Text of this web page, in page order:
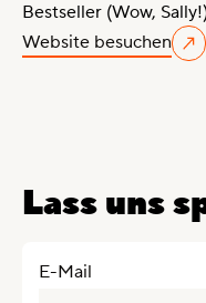
Bestseller (Wow,
Website besuchen
Lass uns
E-Mail